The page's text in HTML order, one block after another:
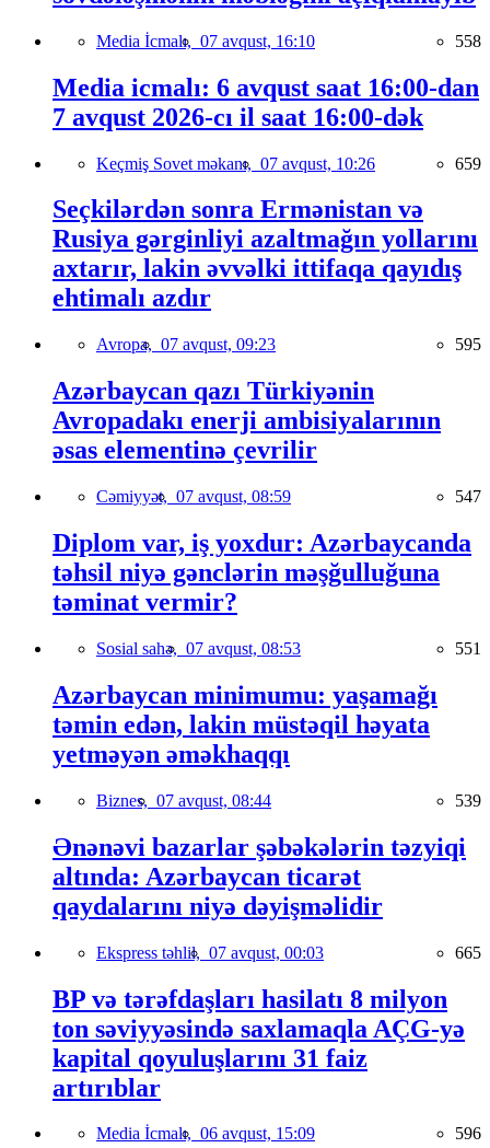
Media İcmalı, 07 avqust, 16:10 558
Media icmalı: 6 avqust saat 16:00-dan
7 avqust 2026-cı il saat 16:00-dək
Keçmiş Sovet məkanı, 07 avqust, 10:26 659
Seçkilərdən sonra Ermənistan və
Rusiya gərginliyi azaltmağın yollarını
axtarır, lakin əvvəlki ittifaqa qayıdış
ehtimalı azdır
Avropa, 07 avqust, 09:23 595
Azərbaycan qazı Türkiyənin
Avropadakı enerji ambisiyalarının
əsas elementinə çevrilir
Cəmiyyət, 07 avqust, 08:59 547
Diplom var, iş yoxdur: Azərbaycanda
təhsil niyə gənclərin məşğulluğuna
təminat vermir?
Sosial sahə, 07 avqust, 08:53 551
Azərbaycan minimumu: yaşamağı
təmin edən, lakin müstəqil həyata
yetməyən əməkhaqqı
Biznes, 07 avqust, 08:44 539
Ənənəvi bazarlar şəbəkələrin təzyiqi
altında: Azərbaycan ticarət
qaydalarını niyə dəyişməlidir
Ekspress təhlil, 07 avqust, 00:03 665
BP və tərəfdaşları hasilatı 8 milyon
ton səviyyəsində saxlamaqla AÇG-yə
kapital qoyuluşlarını 31 faiz
artırıblar
Media İcmalı, 06 avqust, 15:09 596